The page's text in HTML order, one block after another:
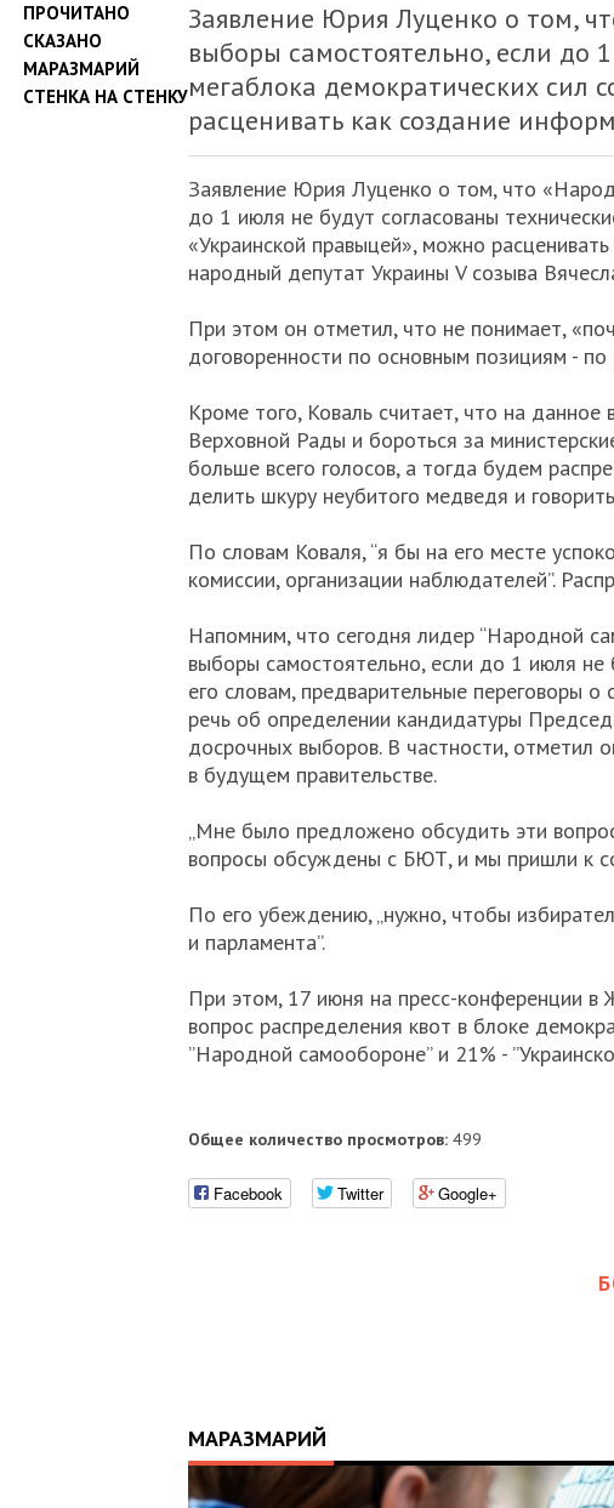
ПРОЧИТАНО
СКАЗАНО
МАРАЗМАРИЙ
СТЕНКА НА СТЕНКУ
Заявление Юрия Луценко о том,
выборы самостоятельно, если до
мегаблока демократических сил
расценивать как создание
Заявление Юрия Луценко о том, что
до 1 июля не будут согласованы
«Украинской правыцей», можно
народный депутат Украины V созыва
При этом он отметил, что не понимает,
договоренности по основным позициям -
Кроме того, Коваль считает, что на
Верховной Рады и бороться за
больше всего голосов, а тогда будем
делить шкуру неубитого медведя и
По словам Коваля, “я бы на его месте
комиссии, организации наблюдателей”.
Напомним, что сегодня лидер “Народной
выборы самостоятельно, если до 1 июля не
его словам, предварительные переговоры
речь об определении кандидатуры
досрочных выборов. В частности, отметил
в будущем правительстве.
„Мне было предложено обсудить эти
вопросы обсуждены с БЮТ, и мы пришли к
По его убеждению, „нужно, чтобы
и парламента”.
При этом, 17 июня на пресс-конференции в
вопрос распределения квот в блоке
”Народной самообороне” и 21% -
Общее количество просмотров: 499
Facebook Twitter Google+
МАРАЗМАРИЙ